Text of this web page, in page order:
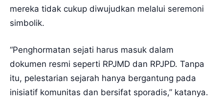
mereka tidak cukup diwujudkan melalui seremoni
simbolik.
“Penghormatan sejati harus masuk dalam
dokumen resmi seperti RPJMD dan RPJPD. Tanpa
itu, pelestarian sejarah hanya bergantung pada
inisiatif komunitas dan bersifat sporadis,” katanya.